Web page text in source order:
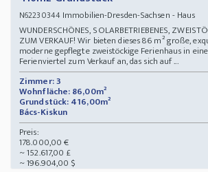
N62230344Immobilien-Dresden-Sachsen - Haus
WUNDERSCHÖNES, SOLARBETRIEBENES,
ZUM VERKAUF! Wir bieten dieses 86 m² große,
moderne gepflegte zweistöckige Ferienhaus in
Ferienviertel zum Verkauf an, das sich auf ...
Zimmer: 3
Wohnfläche: 86,00m²
Grundstück: 416,00m²
Bács-Kiskun
Preis:
178.000,00 €
~ 152.617,00 £
~ 196.904,00 $